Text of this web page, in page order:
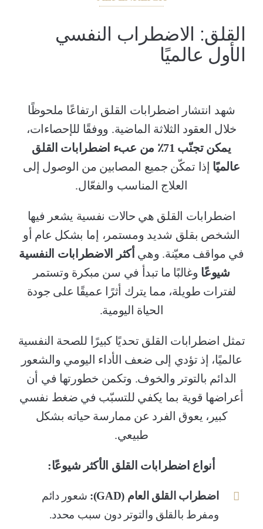
القلق: الاضطراب النفسي
الأول عالميًا
شهد انتشار اضطرابات القلق ارتفاعًا ملحوظًا
خلال العقود الثلاثة الماضية. ووفقًا للإحصاءات،
يمكن تجنّب 71٪ من عبء اضطرابات القلق
عالميًا إذا تمكّن جميع المصابين من الوصول إلى
العلاج المناسب والفعّال.
اضطرابات القلق هي حالات نفسية يشعر فيها
الشخص بقلق شديد ومستمر، إما بشكل عام أو
في مواقف معيّنة. وهي أكثر الاضطرابات النفسية
شيوعًا وغالبًا ما تبدأ في سن مبكرة وتستمر
لفترات طويلة، مما يترك أثرًا عميقًا على جودة
الحياة اليومية.
تمثل اضطرابات القلق تحديًا كبيرًا للصحة النفسية
عالميًا، إذ تؤدي إلى ضعف الأداء اليومي والشعور
الدائم بالتوتر والخوف. وتكمن خطورتها في أن
أعراضها قوية بما يكفي للتسبّب في ضغط نفسي
كبير، يعوق الفرد عن ممارسة حياته بشكل
طبيعي.
أنواع اضطرابات القلق الأكثر شيوعًا:
اضطراب القلق العام (GAD
): شعور دائم
ومفرط بالقلق والتوتر دون سبب محدد.